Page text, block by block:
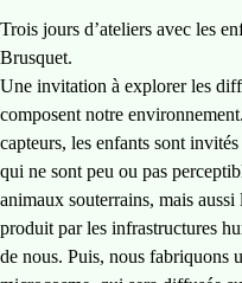
Trois jours d’ateliers avec les
Brusquet.
Une invitation à explorer les
composent notre
capteurs, les enfants sont
qui ne sont peu ou pas
animaux souterrains, mais
produit par les infrastructures
de nous. Puis, nous fabriquons